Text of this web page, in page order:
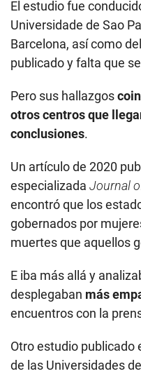
El estudio fue
Universidade de Sao
Barcelona, así como
publicado y falta que
Pero sus hallazgos
otros centros que
conclusiones.
Un artículo de 2020
especializada Journal
encontró que los
gobernados por
muertes que aquellos
E iba más allá y
desplegaban más
encuentros con la
Otro estudio publicado
de las Universidades